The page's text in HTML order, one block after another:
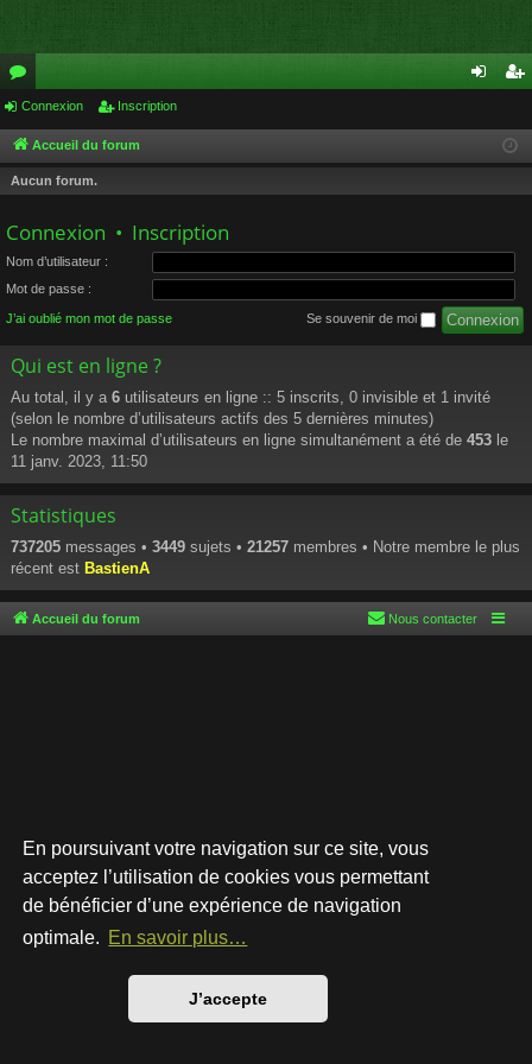
En poursuivant votre navigation sur ce site, vous
acceptez l’utilisation de cookies vous permettant
de bénéficier d’une expérience de navigation
optimale. En savoir plus…
J’accepte
or
u
m
cri
Connexion Inscription
Accueil du forum
Aucun forum.
Connexion • Inscription
Nom d’utilisateur :
Mot de passe :
J’ai oublié mon mot de passe Se souvenir de moi
Qui est en ligne ?
Au total, il y a 6 utilisateurs en ligne :: 5 inscrits, 0 invisible et 1 invité
(selon le nombre d’utilisateurs actifs des 5 dernières minutes)
Le nombre maximal d’utilisateurs en ligne simultanément a été de 453 le
11 janv. 2023, 11:50
Statistiques
737205 messages • 3449 sujets • 21257 membres • Notre membre le plus
récent est BastienA
Accueil du forum Nous contacter
Développé parphpBB® Forum Software © phpBB Limited
Style par
Traduction française officielle